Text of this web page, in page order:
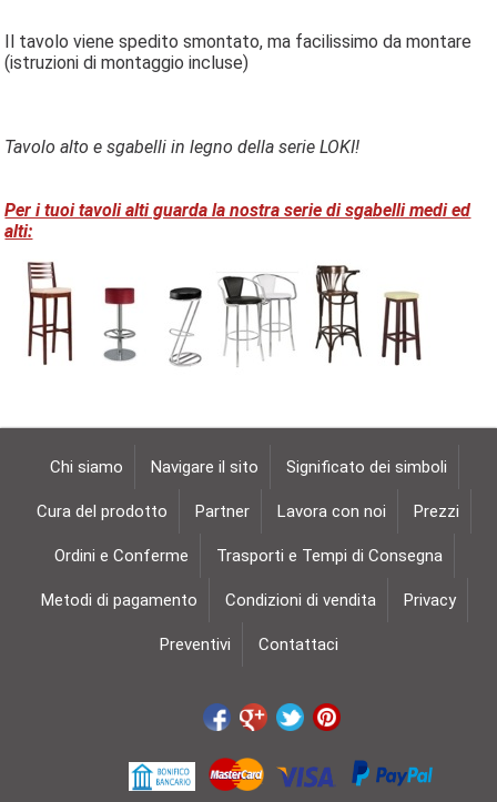
Il tavolo viene spedito smontato, ma facilissimo da montare
(istruzioni di montaggio incluse)
Tavolo alto e sgabelli in legno della serie LOKI!
Per i tuoi tavoli alti guarda la nostra serie di sgabelli medi ed
alti:
Chi siamo Navigare il sito Significato dei simboli
Cura del prodotto Partner Lavora con noi Prezzi
Ordini e Conferme Trasporti e Tempi di Consegna
Metodi di pagamento Condizioni di vendita Privacy
Preventivi Contattaci